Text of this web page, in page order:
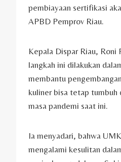
pembiayaan sertifikasi
APBD Pemprov Riau.
Kepala Dispar Riau, Roni
langkah ini dilakukan
membantu
kuliner bisa tetap tumbuh
masa pandemi saat ini.
Ia menyadari, bahwa
mengalami kesulitan